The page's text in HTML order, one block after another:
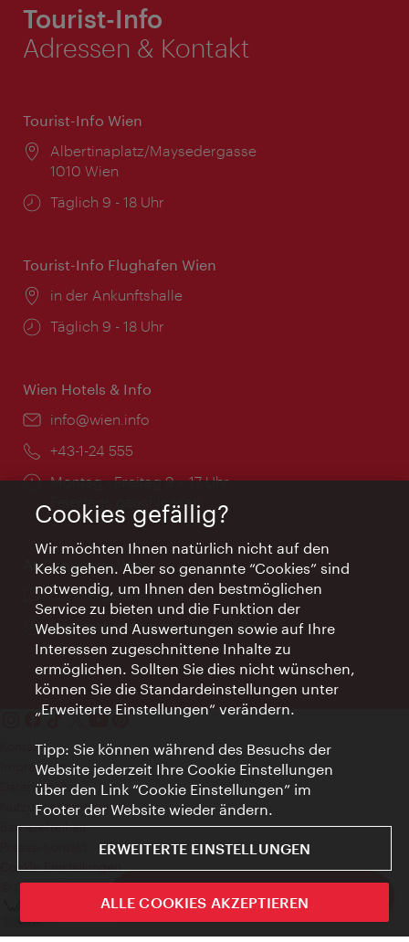
ivie - Die offizielle City Guide App
Tourist-Info
Adressen & Kontakt
Tourist-Info Wien
Ort:
Albertinaplatz/Maysedergasse
1010 Wien
Öffnungszeiten:
Täglich 9 - 18 Uhr
Tourist-Info Flughafen Wien
Ort:
in der Ankunftshalle
Öffnungszeiten:
Täglich 9 - 18 Uhr
Wien Hotels & Info
Email:
info@wien.info
Telefon:
+43-1-24 555
Öffnungszeiten:
Montag - Freitag 9 – 17 Uhr
Feiertags geschlossen
AI Concierge Wien
Ort:
concierge.wien.info
Öffnungszeiten:
Informationen rund um die Uhr
Kontakt
Impressum
Datenschutz
Nutzungsbedingungen
Barrierefreiheit
Cookie Einstellungen
© Copyright WienTourismus
Cookies gefällig?
Wir möchten Ihnen natürlich nicht auf den
Keks gehen. Aber so genannte “Cookies” sind
notwendig, um Ihnen den bestmöglichen
Service zu bieten und die Funktion der
Websites und Auswertungen sowie auf Ihre
Interessen zugeschnittene Inhalte zu
ermöglichen. Sollten Sie dies nicht wünschen,
können Sie die Standardeinstellungen unter
„Erweiterte Einstellungen“ verändern.
Tipp: Sie können während des Besuchs der
Website jederzeit Ihre Cookie Einstellungen
über den Link “Cookie Einstellungen” im
Footer der Website wieder ändern.
ERWEITERTE EINSTELLUNGEN
ALLE COOKIES AKZEPTIEREN